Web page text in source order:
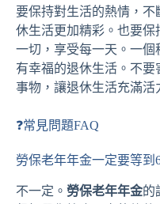
要保持對生活的熱情，
休生活更加精彩。也要
一切，享受每一天。一
有幸福的退休生活。不
事物，讓退休生活充滿活
❓常見問題FAQ
勞保老年年金一定要等到
不一定。 勞保老年年金的